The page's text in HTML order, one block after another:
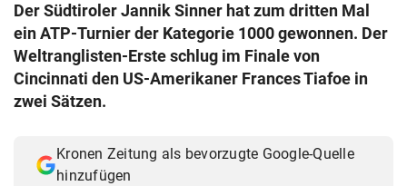
Der Südtiroler Jannik Sinner hat zum dritten Mal
ein ATP-Turnier der Kategorie 1000 gewonnen. Der
Weltranglisten-Erste schlug im Finale von
Cincinnati den US-Amerikaner Frances Tiafoe in
zwei Sätzen.
Kronen Zeitung als bevorzugte Google-Quelle
hinzufügen